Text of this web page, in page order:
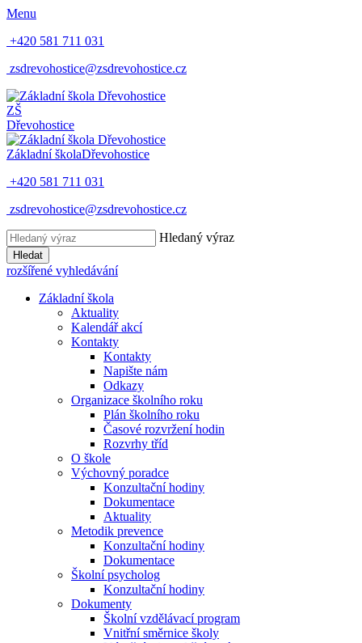
Menu
+420 581 711 031
zsdrevohostice@zsdrevohostice.cz
ZŠ
Dřevohostice
Základní školaDřevohostice
+420 581 711 031
zsdrevohostice@zsdrevohostice.cz
Hledaný výraz
Hledat
rozšířené vyhledávání
Základní škola
Aktuality
Kalendář akcí
Kontakty
Kontakty
Napište nám
Odkazy
Organizace školního roku
Plán školního roku
Časové rozvržení hodin
Rozvrhy tříd
O škole
Výchovný poradce
Konzultační hodiny
Dokumentace
Aktuality
Metodik prevence
Konzultační hodiny
Dokumentace
Školní psycholog
Konzultační hodiny
Dokumenty
Školní vzdělávací program
Vnitřní směrnice školy